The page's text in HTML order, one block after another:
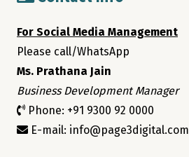
For Social Media Management
Please call/WhatsApp
Ms. Prathana Jain
Business Development Manager
Phone: +91 9300 92 0000
E-mail: info@page3digital.com